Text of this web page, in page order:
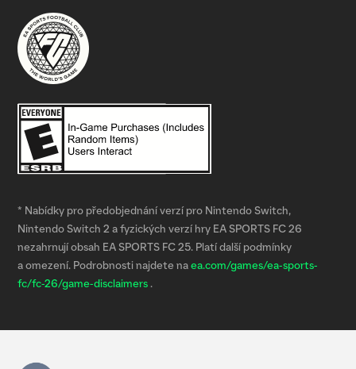
* Nabídky pro předobjednání verzí pro Nintendo Switch,
Nintendo Switch 2 a fyzických verzí hry EA SPORTS FC 26
nezahrnují obsah EA SPORTS FC 25. Platí další podmínky
a omezení. Podrobnosti najdete na ea.com/games/ea-sports-
fc/fc-26/game-disclaimers .